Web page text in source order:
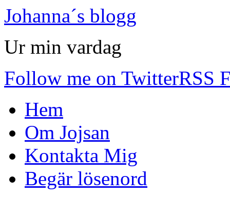
Johanna´s blogg
Ur min vardag
Follow me on TwitterRSS
Hem
Om Jojsan
Kontakta Mig
Begär lösenord